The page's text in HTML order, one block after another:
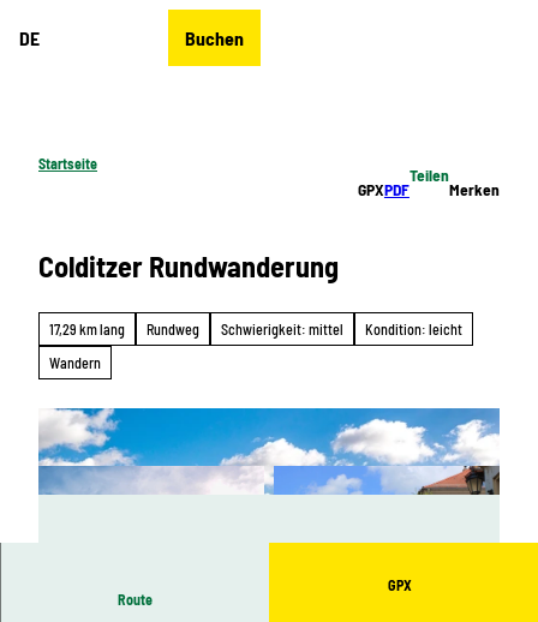
DE Buchen
Startseite
GPXPDF
Teilen
Merken
Colditzer Rundwanderung
17,29 km lang Rundweg Schwierigkeit: mittel
Kondition: leicht
Wandern
Route
GPX